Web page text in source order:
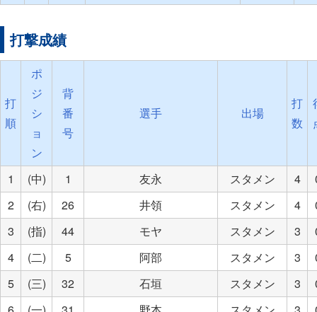
打撃成績
打
順
ポ
ジ
シ
ョ
ン
背
番
号
選手 出場
打
数
1 (中) 1 友永 スタメン 4
2
(右) 26 井領 スタメン 4
3
(指) 44 モヤ スタメン 3
4
(二) 5 阿部 スタメン 3
5
(三) 32 石垣 スタメン 3